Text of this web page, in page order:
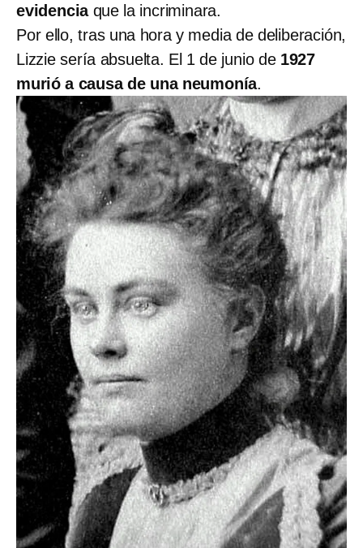
evidenciaque la incriminara.
Por ello, tras una hora y media de deliberación,
Lizzie sería absuelta. El 1 de junio de 1927
murió a causa de una neumonía.